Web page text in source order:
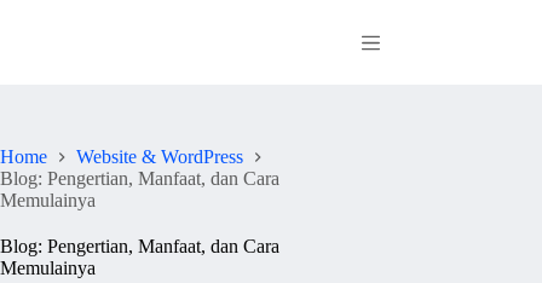
Home
Website & WordPress
Blog: Pengertian, Manfaat, dan Cara
Memulainya
Blog: Pengertian, Manfaat, dan Cara
Memulainya